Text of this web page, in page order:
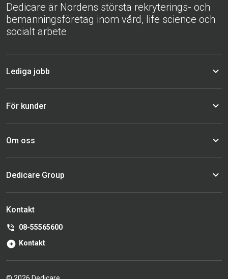
Dedicare är Nordens största rekryterings- och
bemanningsföretag inom vård, life science och
socialt arbete
Lediga jobb
För kunder
Om oss
Dedicare Group
Kontakt
08-55565600
Kontakt